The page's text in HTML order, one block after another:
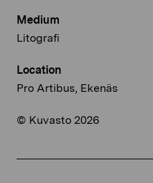
Medium
Litografi
Location
Pro Artibus, Ekenäs
© Kuvasto 2026